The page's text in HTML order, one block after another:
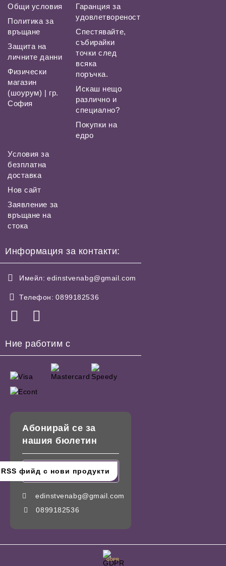
Общи условия
Политика за
връщане
Защита на
личните данни
Физически
магазин
(шоурум) | гр.
София
Гаранция за
удовлетвореност
Спестявайте,
събирайки
точки след
всяка
поръчка.
Искаш нещо
различно и
специално?
Покупки на
едро
Условия за
безплатна
доставка
Нов сайт
Заявление за
връщане на
стока
Информация за контакти:
Имейл: edinstvenabg@gmail.com
Телефон: 0899182536
Ние работим с
Абонирай се за
нашия бюлетин
edinstvenabg@gmail.com
0899182536
GDPR